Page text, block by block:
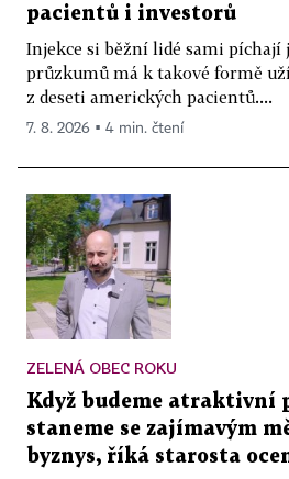
pacientů i investorů
Injekce si běžní lidé sami píchají
průzkumů má k takové formě
z deseti amerických pacientů....
7. 8. 2026 ▪ 4 min. čtení
ZELENÁ OBEC ROKU
Když budeme atraktivní
staneme se zajímavým
byznys, říká starosta